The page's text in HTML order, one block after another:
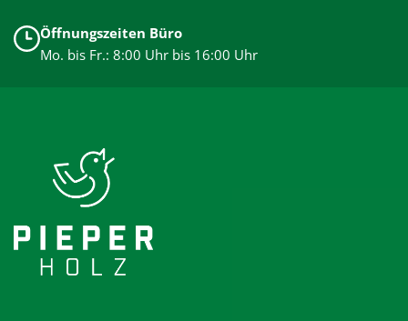
Öffnungszeiten Büro
Mo. bis Fr.: 8:00 Uhr bis 16:00 Uhr